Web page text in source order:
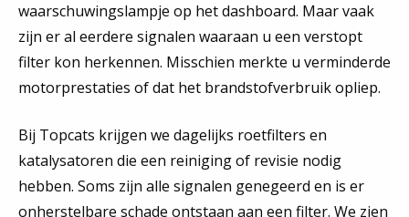
waarschuwingslampje op het dashboard. Maar vaak
zijn er al eerdere signalen waaraan u een verstopt
filter kon herkennen. Misschien merkte u verminderde
motorprestaties of dat het brandstofverbruik opliep.
Bij Topcats krijgen we dagelijks roetfilters en
katalysatoren die een reiniging of revisie nodig
hebben. Soms zijn alle signalen genegeerd en is er
onherstelbare schade ontstaan aan een filter. We zien